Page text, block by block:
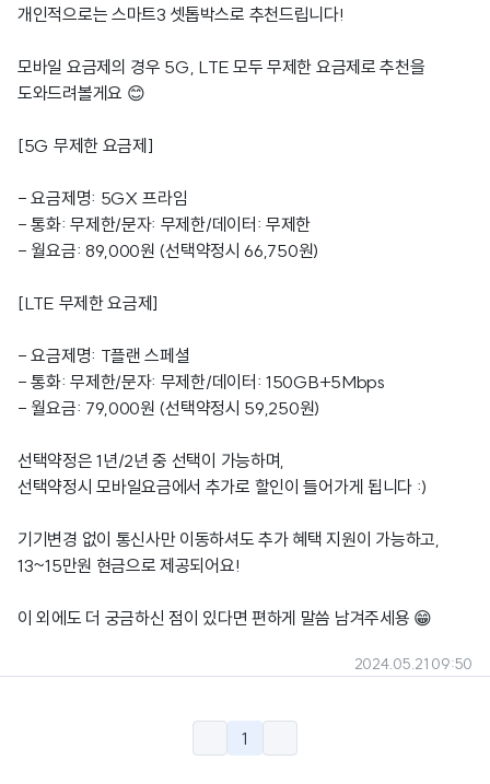
개인적으로는 스마트3 셋톱박스로 추천드립니다!
모바일 요금제의 경우 5G, LTE 모두 무제한 요금제로 추천을
도와드려볼게요 😊
[5G 무제한 요금제]
- 요금제명: 5GX 프라임
- 통화: 무제한/문자: 무제한/데이터: 무제한
- 월요금: 89,000원 (선택약정시 66,750원)
[LTE 무제한 요금제]
- 요금제명: T플랜 스페셜
- 통화: 무제한/문자: 무제한/데이터: 150GB+5Mbps
- 월요금: 79,000원 (선택약정시 59,250원)
선택약정은 1년/2년 중 선택이 가능하며,
선택약정시 모바일요금에서 추가로 할인이 들어가게 됩니다 :)
기기변경 없이 통신사만 이동하셔도 추가 혜택 지원이 가능하고,
13~15만원 현금으로 제공되어요!
이 외에도 더 궁금하신 점이 있다면 편하게 말씀 남겨주세용 😁
2024.05.21 09:50
1